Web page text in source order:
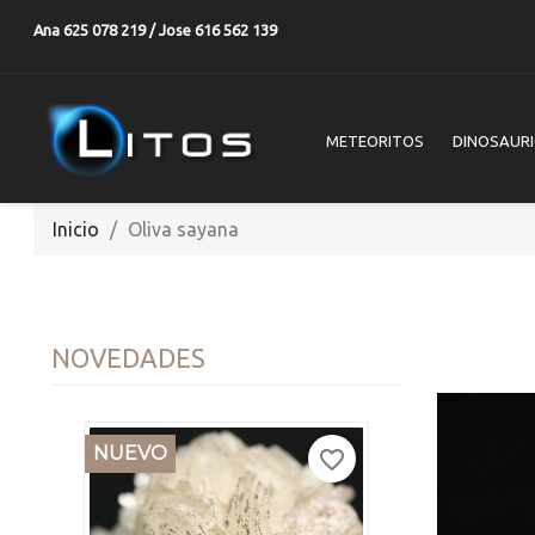
Ana 625 078 219 / Jose 616 562 139
METEORITOS
Inicio Oliva sayana
NOVEDADES
NUEVO favorite_border